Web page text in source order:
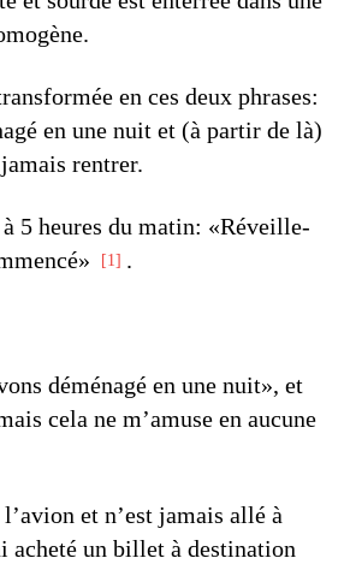
en ces deux phrases:
en une nuit et (à partir de là)
rentrer.
5 heures du matin: «Réveille-
1 .
déménagé en une nuit», et
cela ne m’amuse en aucune
et n’est jamais allé à
acheté un billet à destination